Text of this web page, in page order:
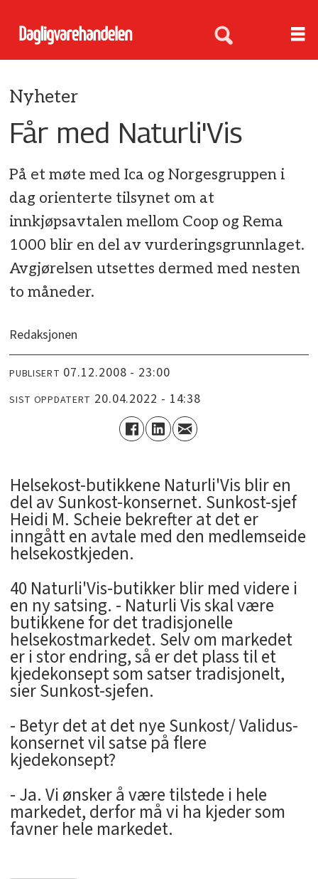
Nyheter
Får med Naturli'Vis
På et møte med Ica og Norgesgruppen i
dag orienterte tilsynet om at
innkjøpsavtalen mellom Coop og Rema
1000 blir en del av vurderingsgrunnlaget.
Avgjørelsen utsettes dermed med nesten
to måneder.
Redaksjonen
PUBLISERT 07.12.2008 - 23:00
SIST OPPDATERT 20.04.2022 - 14:38
Helsekost-butikkene Naturli'Vis blir en
del av Sunkost-konsernet. Sunkost-sjef
Heidi M. Scheie bekrefter at det er
inngått en avtale med den medlemseide
helsekostkjeden.
40 Naturli'Vis-butikker blir med videre i
en ny satsing. - Naturli Vis skal være
butikkene for det tradisjonelle
helsekostmarkedet. Selv om markedet
er i stor endring, så er det plass til et
kjedekonsept som satser tradisjonelt,
sier Sunkost-sjefen.
- Betyr det at det nye Sunkost/ Validus-
konsernet vil satse på flere
kjedekonsept?
- Ja. Vi ønsker å være tilstede i hele
markedet, derfor må vi ha kjeder som
favner hele markedet.